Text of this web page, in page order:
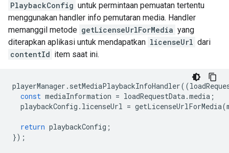
PlaybackConfig untuk permintaan pemuatan tertentu
menggunakan handler info pemutaran media. Handler
memanggil metode getLicenseUrlForMedia yang
diterapkan aplikasi untuk mendapatkan licenseUrl dari
contentId item saat ini.
playerManager . setMediaPlaybackInfoHandler((
const mediaInformation = loadRequestData.media ;
playbackConfig . licenseUrl = getLicenseUrlForMedia(
return playbackConfig ;
});